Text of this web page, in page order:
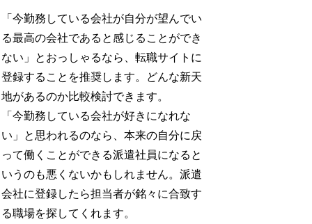
「今勤務している会社が自分が望んでい
る最高の会社であると感じることができ
ない」とおっしゃるなら、転職サイトに
登録することを推奨します。どんな新天
地があるのか比較検討できます。
「今勤務している会社が好きになれな
い」と思われるのなら、本来の自分に戻
って働くことができる派遣社員になると
いうのも悪くないかもしれません。派遣
会社に登録したら担当者が銘々に合致す
る職場を探してくれます。